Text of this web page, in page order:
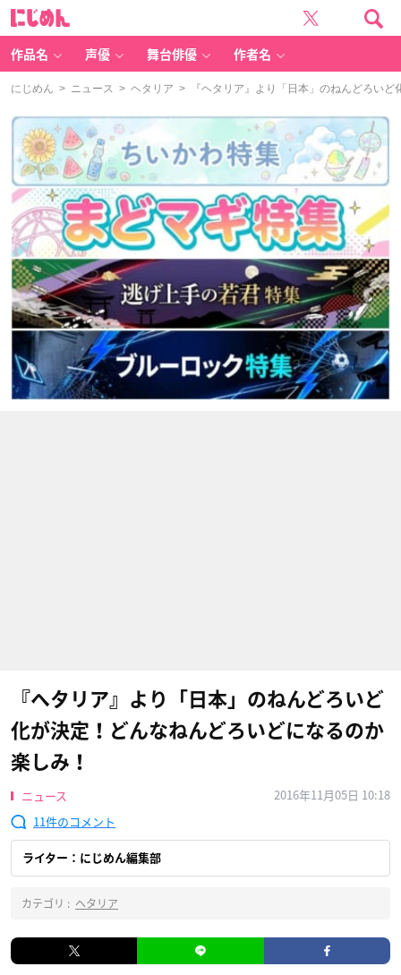
作品名 声優 舞台俳優 作者名
にじめん > ニュース > ヘタリア > 『ヘタリア』より「日本」のねんどろいど
『ヘタリア』より「日本」のねんどろいど
化が決定！どんなねんどろいどになるのか
楽しみ！
ニュース
2016年11月05日 10:18
11
ライター：にじめん編集部
カテゴリ : ヘタリア